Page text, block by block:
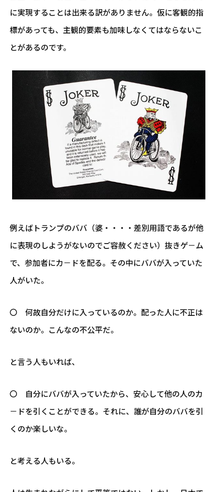
に実現することは出来る訳がありません。仮に客観的指
標があっても、主観的要素も加味しなくてはならないこ
とがあるのです。
例えばトランプのババ（婆・・・・差別用語であるが他
に表現のしようがないのでご容赦ください）抜きゲ－ム
で、参加者にカ－ドを配る。その中にババが入っていた
人がいた。
〇 何故自分だけに入っているのか。配った人に不正は
ないのか。こんなの不公平だ。
と言う人もいれば、
〇 自分にババが入っていたから、安心して他の人のカ
－ドを引くことができる。それに、誰が自分のババを引
くのか楽しいな。
と考える人もいる。